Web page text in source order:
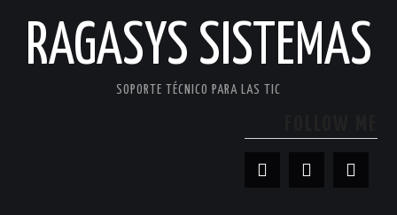
RAGASYS SISTEMAS
SOPORTE TÉCNICO PARA LAS TIC